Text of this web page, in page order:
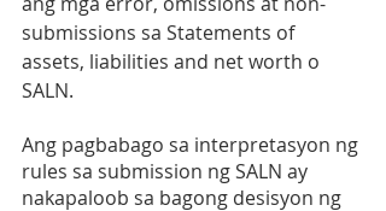
submissions sa Statements of
assets, liabilities and net worth o
SALN.
Ang pagbabago sa interpretasyon ng
rules sa submission ng SALN ay
nakapaloob sa bagong desisyon ng